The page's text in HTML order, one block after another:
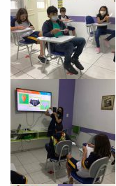
Preencha
já